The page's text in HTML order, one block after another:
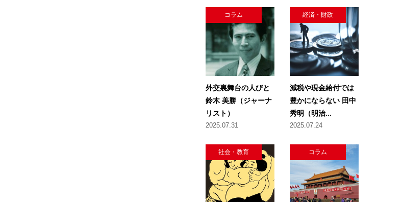
コラム
外交裏舞台の人びと
鈴木 美勝（ジャーナ
リスト）
2025.07.31
経済・財政
減税や現金給付では
豊かにならない 田中
秀明（明治...
2025.07.24
社会・教育 コラム